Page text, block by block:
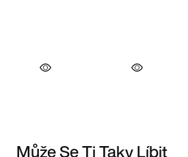
Může Se Ti Taky Líbit